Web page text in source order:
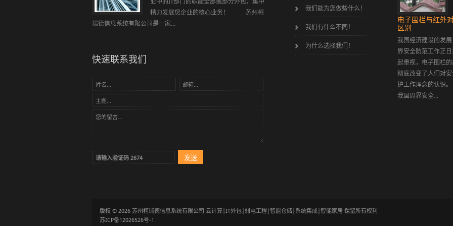
业中的IT部门的职能全部或部分外包，集中
精力发展您企业的核心业务！ 苏州柯
瑞德信息系统有限公司是一家...
业提
证的
快速联系我们
我们能为您做些什么！
我们有什么不同！
为什么选择我们！
电子围栏与红外
区别
我国经济建设的发展
界安全防范工作正日
起重视，电子围栏
彻底改变了人们对
护工作理念的认
我国周界安全...
版权 © 2026 苏州柯瑞德信息系统有限公司 云计算|IT外包|弱电工程|智能仓储|系统集成|智能家居 保留所有权利
苏ICP备12026526号-1